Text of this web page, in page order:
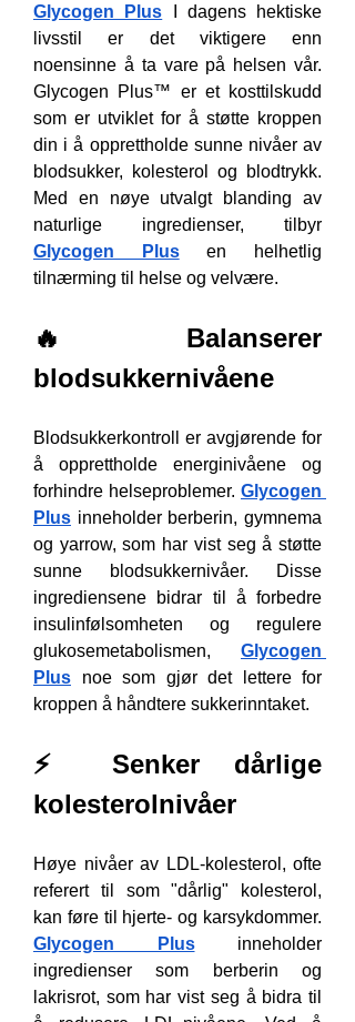
Glycogen Plus I dagens hektiske
livsstil er det viktigere enn
noensinne å ta vare på helsen vår.
Glycogen Plus™ er et kosttilskudd
som er utviklet for å støtte kroppen
din i å opprettholde sunne nivåer av
blodsukker, kolesterol og blodtrykk.
Med en nøye utvalgt blanding av
Glycogen Plus en helhetlig
tilnærming til helse og velvære.
🔥 Balanserer
blodsukkernivåene
Blodsukkerkontroll er avgjørende for
å opprettholde energinivåene og
forhindre helseproblemer. Glycogen
Plus inneholder berberin, gymnema
og yarrow, som har vist seg å støtte
sunne blodsukkernivåer. Disse
ingrediensene bidrar til å forbedre
insulinfølsomheten og regulere
glukosemetabolismen, Glycogen
Plus noe som gjør det lettere for
kroppen å håndtere sukkerinntaket.
⚡ Senker dårlige
kolesterolnivåer
Høye nivåer av LDL-kolesterol, ofte
referert til som "dårlig" kolesterol,
Glycogen Plus inneholder
ingredienser som berberin og
lakrisrot, som har vist seg å bidra til